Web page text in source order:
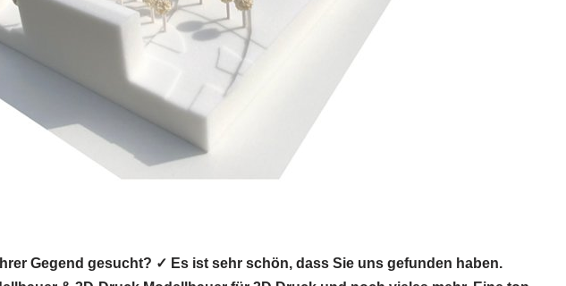
Gegend gesucht? ✓ Es ist sehr schön, dass Sie uns gefunden haben.